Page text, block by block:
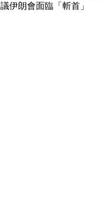
議伊朗會面臨「斬首」